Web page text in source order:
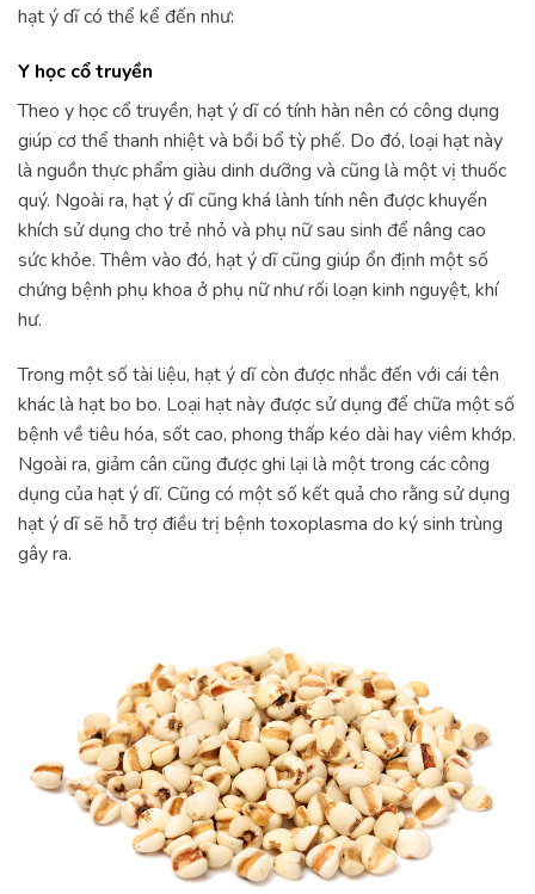
hạt ý dĩ có thể kể đến như:
Y học cổ truyền
Theo y học cổ truyền, hạt ý dĩ có tính hàn nên có công dụng
giúp cơ thể thanh nhiệt và bồi bổ tỳ phế. Do đó, loại hạt này
là nguồn thực phẩm giàu dinh dưỡng và cũng là một vị thuốc
quý. Ngoài ra, hạt ý dĩ cũng khá lành tính nên được khuyến
khích sử dụng cho trẻ nhỏ và phụ nữ sau sinh để nâng cao
sức khỏe. Thêm vào đó, hạt ý dĩ cũng giúp ổn định một số
chứng bệnh phụ khoa ở phụ nữ như rối loạn kinh nguyệt, khí
hư.
Trong một số tài liệu, hạt ý dĩ còn được nhắc đến với cái tên
khác là hạt bo bo. Loại hạt này được sử dụng để chữa một số
bệnh về tiêu hóa, sốt cao, phong thấp kéo dài hay viêm khớp.
Ngoài ra, giảm cân cũng được ghi lại là một trong các công
dụng của hạt ý dĩ. Cũng có một số kết quả cho rằng sử dụng
hạt ý dĩ sẽ hỗ trợ điều trị bệnh toxoplasma do ký sinh trùng
gây ra.